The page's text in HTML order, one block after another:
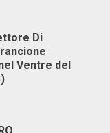
Di
Ventre del